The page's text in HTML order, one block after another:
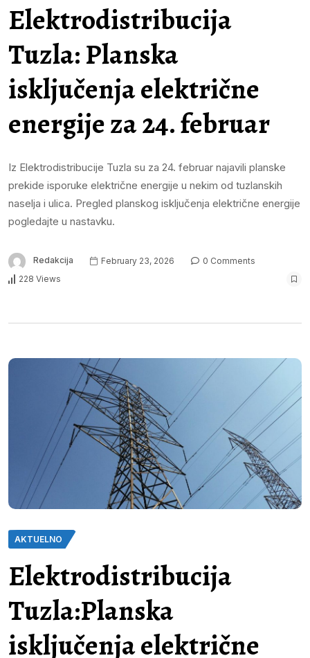
Elektrodistribucija
Tuzla: Planska
isključenja električne
energije za 24. februar
Iz Elektrodistribucije Tuzla su za 24. februar najavili planske
prekide isporuke električne energije u nekim od tuzlanskih
naselja i ulica. Pregled planskog isključenja električne energije
pogledajte u nastavku.
Redakcija February 23, 2026
0 Comments
228 Views
AKTUELNO
Elektrodistribucija
Tuzla:Planska
isključenja električne